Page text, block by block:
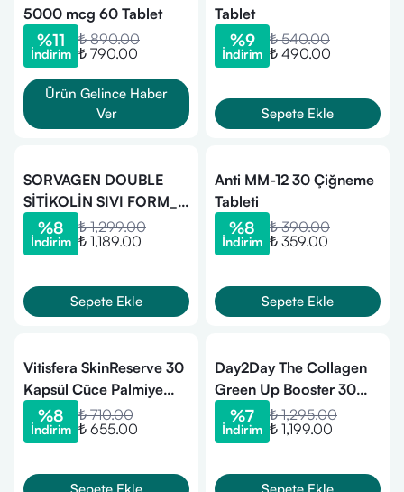
5000 mcg 60 Tablet
%11
İndirim
₺ 890.00
₺ 790.00
Ürün Gelince Haber
Ver
Tablet
%9
İndirim
₺ 540.00
₺ 490.00
Sepete Ekle
SORVAGEN DOUBLE
SİTİKOLİN SIVI FORM_
SİTİKOLİN (250 mg),
DHA OMEGA 3 VE B12
%8
İndirim
₺ 1,299.00
₺ 1,189.00
Sepete Ekle
Anti MM-12 30 Çiğneme
Tableti
%8
İndirim
₺ 390.00
₺ 359.00
Sepete Ekle
Vitisfera SkinReserve 30
Kapsül Cüce Palmiye
Ekstresi Hayıt Ekstresi
Multivitamin
%8
İndirim
₺ 710.00
₺ 655.00
Day2Day The Collagen
Green Up Booster 30
Saşe Yeşil Elma Aromalı
%7
İndirim
₺ 1,295.00
₺ 1,199.00